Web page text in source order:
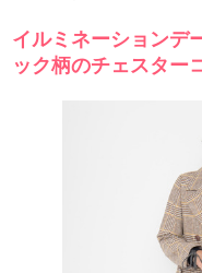
イルミネーションデ
ック柄のチェスター